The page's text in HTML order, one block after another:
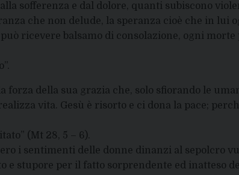
sofferenza e dal dolore, quanti subiscono
che non delude, la speranza cioè che in lui
ricevere balsamo di consolazione, ogni morte
della sua grazia che, solo sfiorando le
vita. Gesù è risorto e ci dona la pace;
(Mt 28, 5 – 6).
i sentimenti delle donne dinanzi al sepolcro
e stupore per il fatto sorprendente ed inatteso